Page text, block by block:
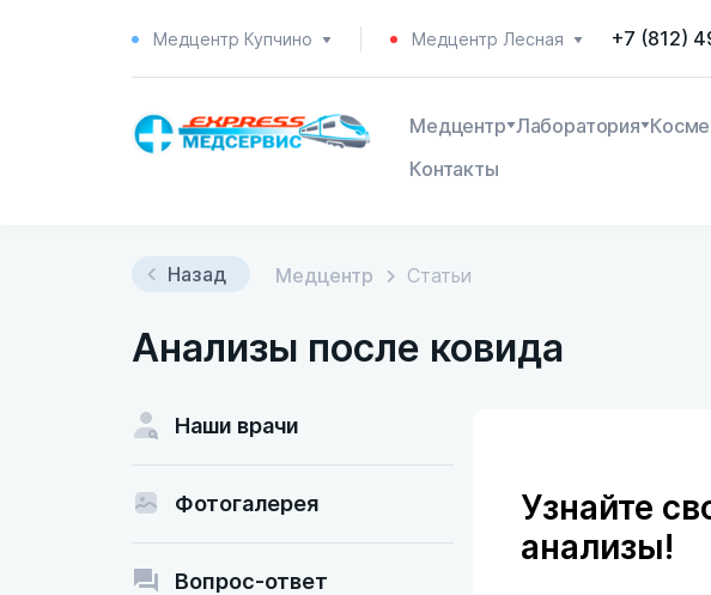
Медцентр Купчино Медцентр Лесная +7 (812)
Медцентр Лаборатория
Контакты
Назад Медцентр Статьи
Анализы после ковида
Наши врачи
Фотогалерея
Вопрос-ответ
Узнайте
анализы!